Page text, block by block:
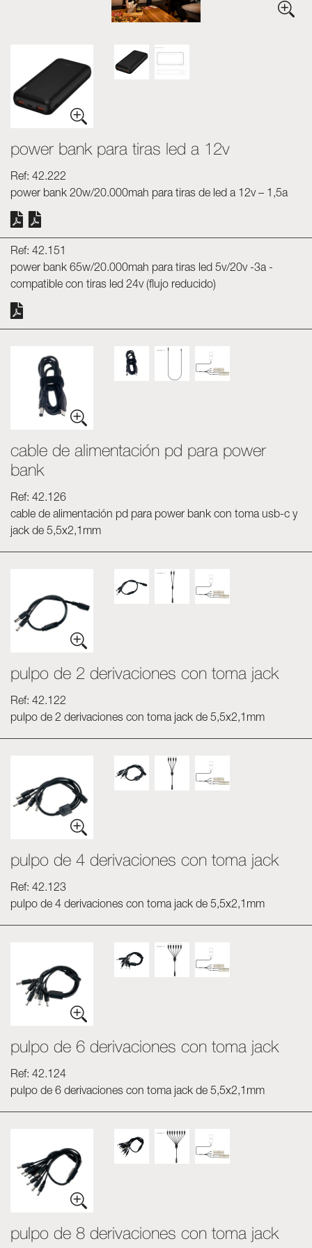
Neolight - Luminarias técnicas de diseño
Sistemas modulares lineales y curvos
Carril trifásico (230V)
Carril de 48V
Spotlights y Downlights
Cajas de luz con frontal textil
Paneles luminosos y Plexiled
power bank para tiras led a 12v
Ref: 42.222
power bank 20w/20.000mah para tiras de led a 12v – 1,5a
Ref: 42.151
power bank 65w/20.000mah para tiras led 5v/20v -3a -
compatible con tiras led 24v (flujo reducido)
cable de alimentación pd para power
bank
Ref: 42.126
cable de alimentación pd para power bank con toma usb-c y
jack de 5,5x2,1mm
pulpo de 2 derivaciones con toma jack
Ref: 42.122
pulpo de 2 derivaciones con toma jack de 5,5x2,1mm
pulpo de 4 derivaciones con toma jack
Ref: 42.123
pulpo de 4 derivaciones con toma jack de 5,5x2,1mm
pulpo de 6 derivaciones con toma jack
Ref: 42.124
pulpo de 6 derivaciones con toma jack de 5,5x2,1mm
pulpo de 8 derivaciones con toma jack